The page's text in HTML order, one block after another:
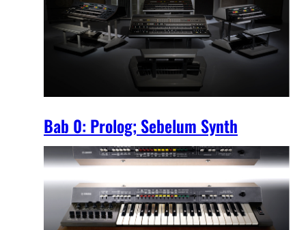
Bab 0: Prolog; Sebelum Synth